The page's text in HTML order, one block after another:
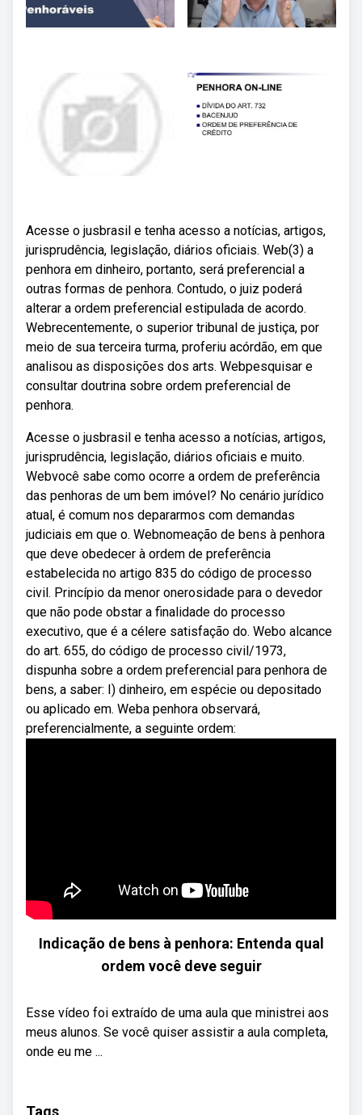
Acesse o jusbrasil e tenha acesso a notícias, artigos,
jurisprudência, legislação, diários oficiais. Web(3) a
penhora em dinheiro, portanto, será preferencial a
outras formas de penhora. Contudo, o juiz poderá
alterar a ordem preferencial estipulada de acordo.
Webrecentemente, o superior tribunal de justiça, por
meio de sua terceira turma, proferiu acórdão, em que
analisou as disposições dos arts. Webpesquisar e
consultar doutrina sobre ordem preferencial de
penhora.
Acesse o jusbrasil e tenha acesso a notícias, artigos,
jurisprudência, legislação, diários oficiais e muito.
Webvocê sabe como ocorre a ordem de preferência
das penhoras de um bem imóvel? No cenário jurídico
atual, é comum nos depararmos com demandas
judiciais em que o. Webnomeação de bens à penhora
que deve obedecer à ordem de preferência
estabelecida no artigo 835 do código de processo
civil. Princípio da menor onerosidade para o devedor
que não pode obstar a finalidade do processo
executivo, que é a célere satisfação do. Webo alcance
do art. 655, do código de processo civil/1973,
dispunha sobre a ordem preferencial para penhora de
bens, a saber: I) dinheiro, em espécie ou depositado
ou aplicado em. Weba penhora observará,
preferencialmente, a seguinte ordem:
Indicação de bens à penhora: Entenda qual
ordem você deve seguir
Esse vídeo foi extraído de uma aula que ministrei aos
meus alunos. Se você quiser assistir a aula completa,
onde eu me ...
Tags